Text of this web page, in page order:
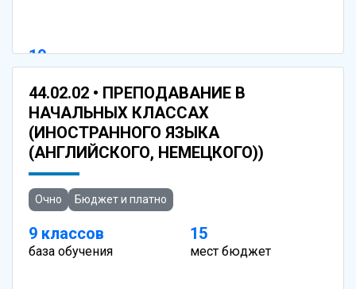
10
44.02.02 • ПРЕПОДАВАНИЕ В
НАЧАЛЬНЫХ КЛАССАХ
(ИНОСТРАННОГО ЯЗЫКА
(АНГЛИЙСКОГО, НЕМЕЦКОГО))
Очно Бюджет и платно
9 классов
база обучения
15
мест бюджет